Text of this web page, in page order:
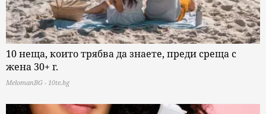
10 неща, които трябва да знаете, преди среща с
жена 30+ г.
MelomanBG - 10te.bg